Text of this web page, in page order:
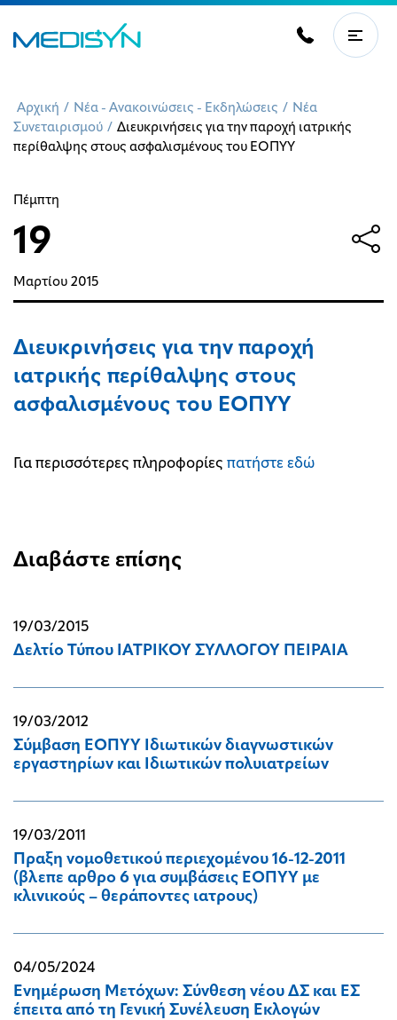
Αρχική / Νέα - Ανακοινώσεις - Εκδηλώσεις / Νέα
Συνεταιρισμού / Διευκρινήσεις για την παροχή ιατρικής
περίθαλψης στους ασφαλισμένους του ΕΟΠΥΥ
Πέμπτη
19
Μαρτίου 2015
Διευκρινήσεις για την παροχή
ιατρικής περίθαλψης στους
ασφαλισμένους του ΕΟΠΥΥ
Για περισσότερες πληροφορίες πατήστε εδώ
Διαβάστε επίσης
19/03/2015
Δελτίο Τύπου ΙΑΤΡΙΚΟΥ ΣΥΛΛΟΓΟΥ ΠΕΙΡΑΙΑ
19/03/2012
Σύμβαση ΕΟΠΥΥ Ιδιωτικών διαγνωστικών
εργαστηρίων και Ιδιωτικών πολυιατρείων
19/03/2011
Πραξη νομοθετικού περιεχομένου 16-12-2011
(βλεπε αρθρο 6 για συμβάσεις ΕΟΠΥΥ με
κλινικούς – θεράποντες ιατρους)
04/05/2024
Eνημέρωση Μετόχων: Σύνθεση νέου ΔΣ και ΕΣ
έπειτα από τη Γενική Συνέλευση Εκλογών